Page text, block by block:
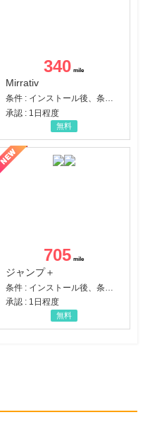
340
Mirrativ
条件 : インストール後、条件達成
承認 : 1日程度
無料
705
ジャンプ＋
承認 : 1日程度
無料